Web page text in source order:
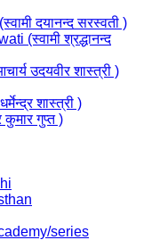
दयानन्द सरस्वती )
(स्वामी श्रद्धानन्द
उदयवीर शास्त्री )
शास्त्री )
गुप्त )
series